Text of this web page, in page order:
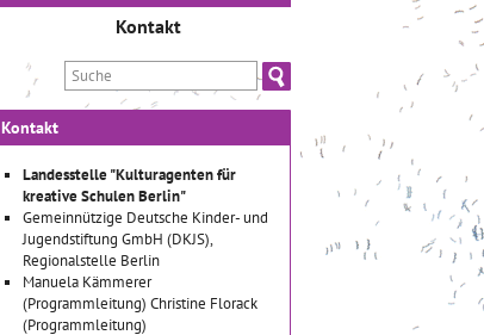
Kontakt
Kontakt
Landesstelle "Kulturagenten für
kreative Schulen Berlin"
Gemeinnützige Deutsche Kinder- und
Jugendstiftung GmbH (DKJS),
Regionalstelle Berlin
Manuela Kämmerer
(Programmleitung) Christine Florack
(Programmleitung)